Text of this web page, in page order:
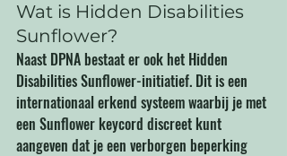
Wat is Hidden Disabilities
Sunflower?
Naast DPNA bestaat er ook het Hidden
Disabilities Sunflower-initiatief. Dit is een
internationaal erkend systeem waarbij je met
een Sunflower keycord discreet kunt
aangeven dat je een verborgen beperking